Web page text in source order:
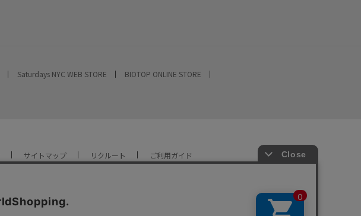
Saturdays NYC WEB STORE
BIOTOP ONLINE STORE
サイトマップ リクルート ご利用ガイド